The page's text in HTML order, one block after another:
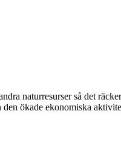
naturresurser så det
ökade ekonomiska